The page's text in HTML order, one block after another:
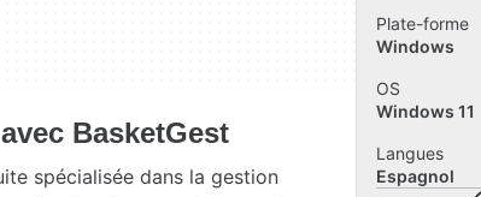
BasketGest
spécialisée dans la gestion
Plate-forme
Windows
OS
Windows 11
Langues
Espagnol